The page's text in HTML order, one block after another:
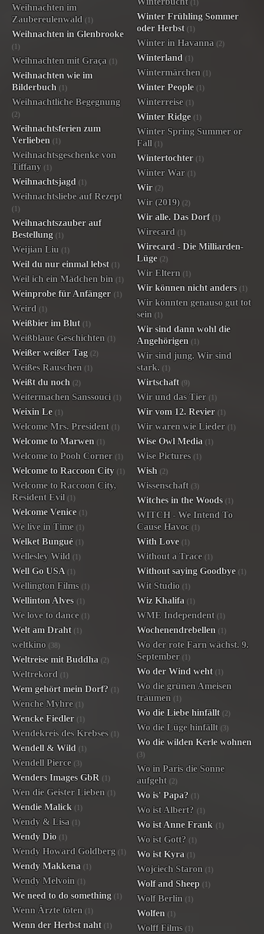
Weihnachten im
Zaubereulenwald (1)
Weihnachten in Glenbrooke
(1)
Weihnachten mit Graça (1)
Weihnachten wie im
Bilderbuch (1)
Weihnachtliche Begegnung
(2)
Weihnachtsferien zum
Verlieben (1)
Weihnachtsgeschenke von
Tiffany (1)
Weihnachtsjagd (1)
Weihnachtsliebe auf Rezept
(1)
Weihnachtszauber auf
Bestellung (1)
Weijian Liu (1)
Weil du nur einmal lebst (1)
Weil ich ein Mädchen bin (1)
Weinprobe für Anfänger (1)
Weird (1)
Weißbier im Blut (1)
Weißblaue Geschichten (1)
Weißer weißer Tag (2)
Weißes Rauschen (1)
Weißt du noch (2)
Weitermachen Sanssouci (1)
Weixin Le (1)
Welcome Mrs. President (1)
Welcome to Marwen (1)
Welcome to Pooh Corner (1)
Welcome to Raccoon City (1)
Welcome to Raccoon City,
Resident Evil (1)
Welcome Venice (1)
We live in Time (1)
Welket Bungué (1)
Wellesley Wild (1)
Well Go USA (1)
Wellington Films (1)
Wellinton Alves (1)
We love to dance (1)
Welt am Draht (1)
weltkino (38)
Weltreise mit Buddha (2)
Weltrekord (1)
Wem gehört mein Dorf? (1)
Wenche Myhre (1)
Wencke Fiedler (1)
Wendekreis des Krebses (1)
Wendell & Wild (1)
Wendell Pierce (3)
Wenders Images GbR (1)
Wen die Geister Lieben (1)
Wendie Malick (1)
Wendy & Lisa (1)
Wendy Dio (1)
Wendy Howard Goldberg (1)
Wendy Makkena (1)
Wendy Melvoin (1)
We need to do something (1)
Wenn Ärzte töten (1)
Wenn der Herbst naht (1)
(1)
Winter Frühling Sommer
oder Herbst (1)
Winter in Havanna (2)
Winterland (1)
Wintermärchen (1)
Winter People (1)
Winterreise (1)
Winter Ridge (1)
Winter Spring Summer or
Fall (1)
Wintertochter (1)
Winter War (1)
Wir (2)
Wir (2019) (2)
Wir alle. Das Dorf (1)
Wirecard (1)
Wirecard - Die Milliarden-
Lüge (2)
Wir Eltern (1)
Wir können nicht anders (1)
Wir könnten genauso gut tot
sein (1)
Wir sind dann wohl die
Angehörigen (1)
Wir sind jung. Wir sind
stark. (1)
Wirtschaft (9)
Wir und das Tier (1)
Wir vom 12. Revier (1)
Wir waren wie Lieder (1)
Wise Owl Media (1)
Wise Pictures (1)
Wish (2)
Wissenschaft (3)
Witches in the Woods (1)
WITCH - We Intend To
Cause Havoc (1)
With Love (1)
Without a Trace (1)
Without saying Goodbye (1)
Wit Studio (1)
Wiz Khalifa (1)
WME Independent (1)
Wochenendrebellen (1)
Wo der rote Farn wächst. 9.
September (1)
Wo der Wind weht (1)
Wo die grünen Ameisen
träumen (1)
Wo die Liebe hinfällt (2)
Wo die Lüge hinfällt (3)
Wo die wilden Kerle wohnen
(3)
Wo in Paris die Sonne
aufgeht (2)
Wo is' Papa? (1)
Wo ist Albert? (1)
Wo ist Anne Frank (1)
Wo ist Gott? (1)
Wo ist Kyra (1)
Wojciech Staron (1)
Wolf and Sheep (1)
Wolf Berlin (1)
Wolfen (1)
Wolff Films (1)